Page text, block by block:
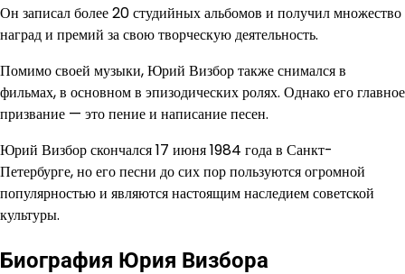
Он записал более 20 студийных альбомов и получил множество
наград и премий за свою творческую деятельность.
Помимо своей музыки, Юрий Визбор также снимался в
фильмах, в основном в эпизодических ролях. Однако его главное
призвание — это пение и написание песен.
Юрий Визбор скончался 17 июня 1984 года в Санкт-
Петербурге, но его песни до сих пор пользуются огромной
популярностью и являются настоящим наследием советской
культуры.
Биография Юрия Визбора